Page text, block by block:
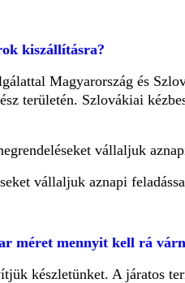
kiszállításra?
Magyarország és
területén. Szlovákiai
vállaljuk
vállaljuk aznapi
méret mennyit kell rá
készletünket. A járatos